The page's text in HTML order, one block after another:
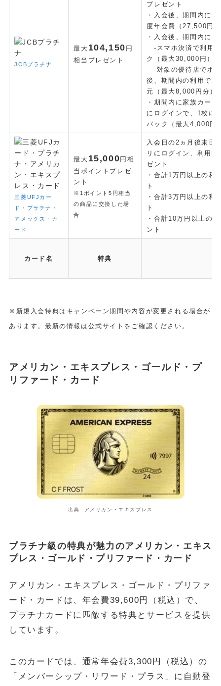
JCBプラチナ
最大 104,150 円
相当プレゼント
プレゼント
・入会後、期間内に
度年会費（27,500円
・入会後、期間内に
-スマホ決済で利用
ク（最大30,000円）
-対象の優待店でポ
後、期間内の利用で
元（最大8,000円分）
・期間内に家族カー
にログインで、1枚に
バック（最大4,000円
三菱UFJカー
ド・プラチナ・
アメックス・カ
ード
最大 15,000 円相
当ポイントプレゼ
ント
※1ポイント5円相当
の商品に交換した場
合
入会日の2ヵ月後末日
リにログイン、利用
ゼント
・合計1万円以上の利
ト
・合計3万円以上の利
ト
・合計10万円以上の
ント
カード名 特典
※新規入会特典はキャンペーン期間や内容が変更される場合が
あります。最新の情報は公式サイトをご確認ください。
アメリカン・エキスプレス・ゴールド・プ
リファード・カード
出典: アメリカン・エキスプレス
プラチナ級の特典が魅力のアメリカン・エキス
プレス・ゴールド・プリファード・カード
アメリカン・エキスプレス・ゴールド・プリファ
ード・カードは、年会費39,600円（税込）で、
プラチナカードに匹敵する特典とサービスを提供
しています。
このカードでは、通常年会費3,300円（税込）の
「メンバーシップ・リワード・プラス」に自動登